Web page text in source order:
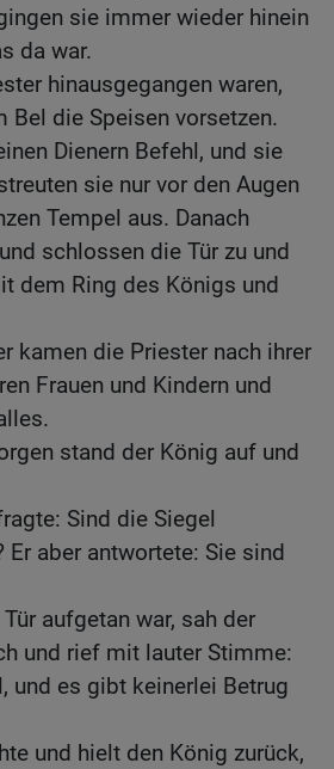
sie immer wieder hinein
da war.
hinausgegangen waren,
Bel die Speisen vorsetzen.
Dienern Befehl, und sie
sie nur vor den Augen
Tempel aus. Danach
schlossen die Tür zu und
dem Ring des Königs und
kamen die Priester nach ihrer
Frauen und Kindern und
stand der König auf und
Sind die Siegel
Er aber antwortete: Sie sind
aufgetan war, sah der
und rief mit lauter Stimme:
und es gibt keinerlei Betrug
und hielt den König zurück,